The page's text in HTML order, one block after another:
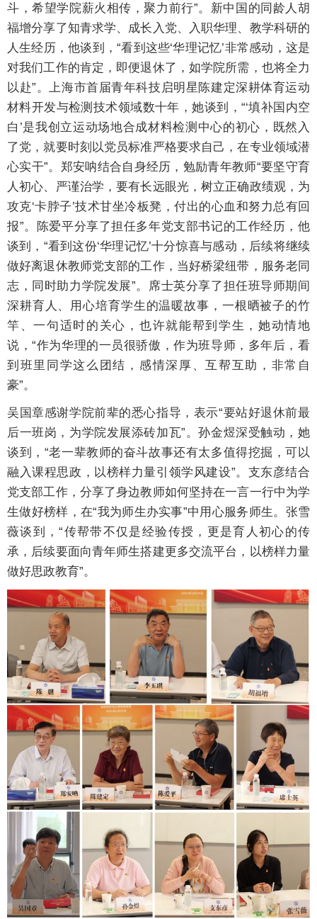
斗，希望学院薪火相传，聚力前行”。新中国的同龄人胡
福增分享了知青求学、成长入党、入职华理、教学科研的
人生经历，他谈到，“看到这些‘华理记忆’非常感动，这是
对我们工作的肯定，即便退休了，如学院所需，也将全力
以赴”。上海市首届青年科技启明星陈建定深耕体育运动
材料开发与检测技术领域数十年，她谈到，“‘填补国内空
白’是我创立运动场地合成材料检测中心的初心，既然入
了党，就要时刻以党员标准严格要求自己，在专业领域潜
心实干”。郑安呐结合自身经历，勉励青年教师“要坚守育
人初心、严谨治学，要有长远眼光，树立正确政绩观，为
攻克‘卡脖子’技术甘坐冷板凳，付出的心血和努力总有回
报”。陈爱平分享了担任多年党支部书记的工作经历，他
谈到，“看到这份‘华理记忆’十分惊喜与感动，后续将继续
做好离退休教师党支部的工作，当好桥梁纽带，服务老同
志，同时助力学院发展”。席士英分享了担任班导师期间
深耕育人、用心培育学生的温暖故事，一根晒被子的竹
竿、一句适时的关心，也许就能帮到学生，她动情地
说，“作为华理的一员很骄傲，作为班导师，多年后，看
到班里同学这么团结，感情深厚、互帮互助，非常自
豪”。
吴国章感谢学院前辈的悉心指导，表示“要站好退休前最
后一班岗，为学院发展添砖加瓦”。孙金煜深受触动，她
谈到，“老一辈教师的奋斗故事还有太多值得挖掘，可以
融入课程思政，以榜样力量引领学风建设”。支东彦结合
党支部工作，分享了身边教师如何坚持在一言一行中为学
生做好榜样，在“我为师生办实事”中用心服务师生。张雪
薇谈到，“传帮带不仅是经验传授，更是育人初心的传
承，后续要面向青年师生搭建更多交流平台，以榜样力量
做好思政教育”。